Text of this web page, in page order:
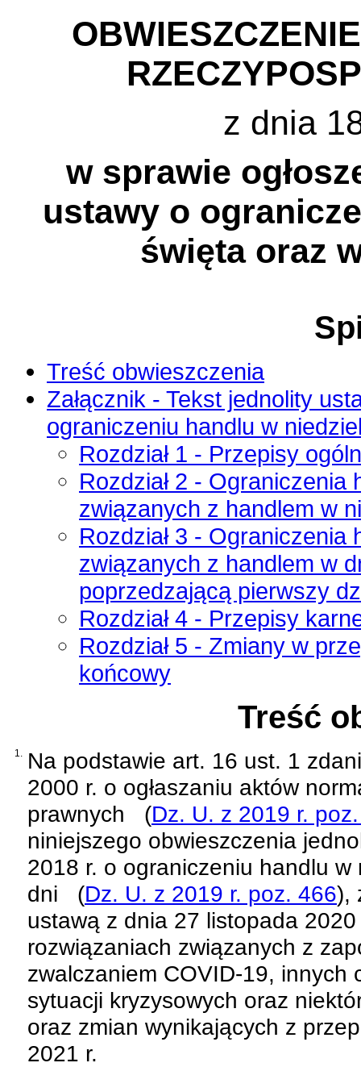
z dnia
w sprawie
ustawy o
święta oraz
Treść obwieszczenia
Załącznik - Tekst jednolity
ograniczeniu handlu w
Rozdział 1 - Przepisy
Rozdział 2 -
związanych z handlem w
Rozdział 3 -
związanych z handlem w
poprzedzającą pierwszy
Rozdział 4 - Przepisy
Rozdział 5 - Zmiany w
końcowy
Treść
1. Na podstawie art. 16 ust. 1
2000 r. o ogłaszaniu aktów
prawnych
(Dz. U. z 2019 r.
niniejszego obwieszczenia
2018 r. o ograniczeniu handlu
dni
(Dz. U. z 2019 r. poz. 466),
ustawą z dnia 27 listopada
rozwiązaniach związanych z
zwalczaniem COVID-19, innych
sytuacji kryzysowych oraz
oraz zmian wynikających z
2021 r.